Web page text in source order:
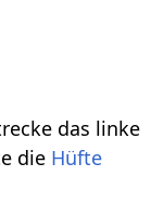
das linke
die Hüfte